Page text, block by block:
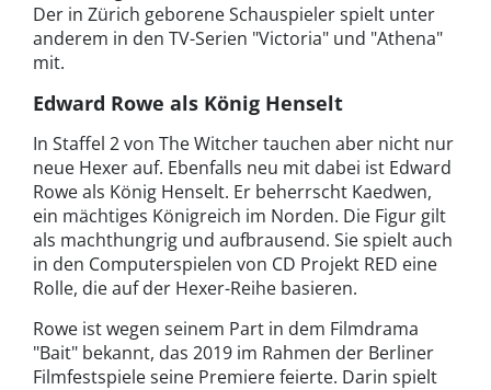
Der in Zürich geborene Schauspieler spielt unter
anderem in den TV-Serien "Victoria" und "Athena"
mit.
Edward Rowe als König Henselt
In Staffel 2 von The Witcher tauchen aber nicht nur
neue Hexer auf. Ebenfalls neu mit dabei ist Edward
Rowe als König Henselt. Er beherrscht Kaedwen,
ein mächtiges Königreich im Norden. Die Figur gilt
als machthungrig und aufbrausend. Sie spielt auch
in den Computerspielen von CD Projekt RED eine
Rolle, die auf der Hexer-Reihe basieren.
Rowe ist wegen seinem Part in dem Filmdrama
"Bait" bekannt, das 2019 im Rahmen der Berliner
Filmfestspiele seine Premiere feierte. Darin spielt